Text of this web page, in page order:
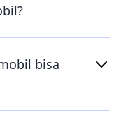
bisa